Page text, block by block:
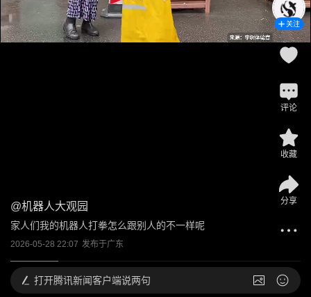
@机器人大观园
家人们我的机器人打拳怎么跟别人的不一样呢
2026-05-28 22:07 发布于广东
关注
评论
收藏
分享
打开腾讯新闻客户端说两句